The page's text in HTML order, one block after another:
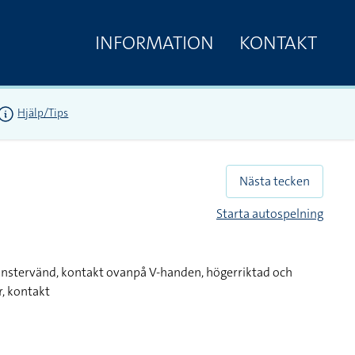
INFORMATION KONTAKT
Hjälp/Tips
Nästa tecken
Starta autospelning
kontakt ovanpå V-handen, högerriktad och
kontakt